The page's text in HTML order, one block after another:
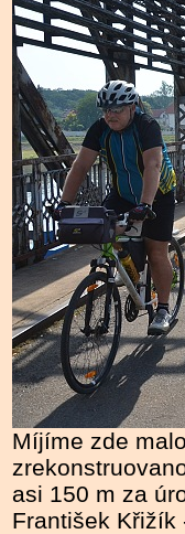
Míjíme zde
asi 150 m za
František